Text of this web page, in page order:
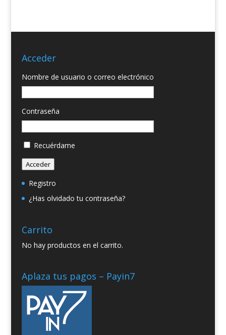
Acceder
Nombre de usuario o correo electrónico
Contraseña
Recuérdame
Acceder
Registro
¿Has olvidado tu contraseña?
Carrito
No hay productos en el carrito.
Aplaza tus pagos – Payin7